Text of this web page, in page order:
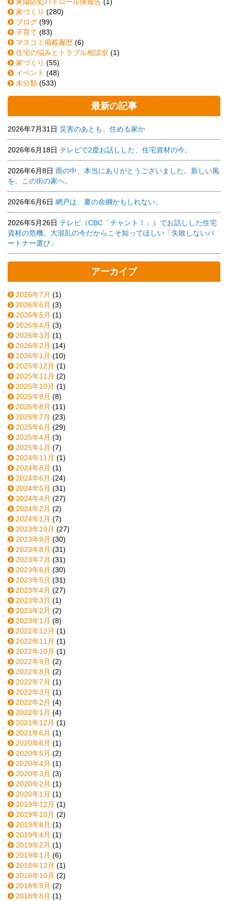
家づくり (280)
ブログ (99)
子育て (83)
マスコミ掲載履歴 (6)
住宅の悩みとトラブル相談室 (1)
家づくり (55)
イベント (48)
未分類 (533)
最新の記事
2026年7月31日 災害のあとも、住める家か
2026年6月18日 テレビで2度お話しした、住宅資材の今。
2026年6月8日 雨の中、本当にありがとうございました。新しい風
を、この街の家へ。
2026年6月6日 網戸は、夏の命綱かもしれない。
2026年5月26日 テレビ（CBC「チャント！」）でお話しした住宅
資材の危機。大混乱の今だからこそ知ってほしい「失敗しないパ
ートナー選び」
アーカイブ
2026年7月 (1)
2026年6月 (3)
2026年5月 (1)
2026年4月 (3)
2026年3月 (1)
2026年2月 (14)
2026年1月 (10)
2025年12月 (1)
2025年11月 (2)
2025年10月 (1)
2025年9月 (8)
2025年8月 (11)
2025年7月 (23)
2025年6月 (29)
2025年4月 (3)
2025年1月 (7)
2024年11月 (1)
2024年8月 (1)
2024年6月 (24)
2024年5月 (31)
2024年4月 (27)
2024年2月 (2)
2024年1月 (7)
2023年10月 (27)
2023年9月 (30)
2023年8月 (31)
2023年7月 (31)
2023年6月 (30)
2023年5月 (31)
2023年4月 (27)
2023年3月 (1)
2023年2月 (2)
2023年1月 (8)
2022年12月 (1)
2022年11月 (1)
2022年10月 (1)
2022年9月 (2)
2022年8月 (2)
2022年7月 (1)
2022年3月 (1)
2022年2月 (4)
2022年1月 (4)
2021年12月 (1)
2021年6月 (1)
2020年6月 (1)
2020年5月 (2)
2020年4月 (1)
2020年3月 (3)
2020年2月 (1)
2020年1月 (1)
2019年12月 (1)
2019年10月 (2)
2019年8月 (1)
2019年4月 (1)
2019年2月 (1)
2019年1月 (6)
2018年12月 (1)
2018年10月 (2)
2018年9月 (2)
2018年8月 (1)